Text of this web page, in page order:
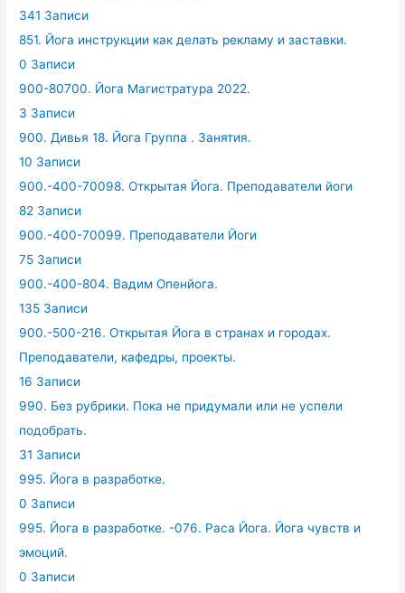
341 Записи
851. Йога инструкции как делать рекламу и заставки.
0 Записи
900-80700. Йога Магистратура 2022.
3 Записи
900. Дивья 18. Йога Группа . Занятия.
10 Записи
900.-400-70098. Открытая Йога. Преподаватели йоги
82 Записи
900.-400-70099. Преподаватели Йоги
75 Записи
900.-400-804. Вадим Опенйога.
135 Записи
900.-500-216. Открытая Йога в странах и городах.
Преподаватели, кафедры, проекты.
16 Записи
990. Без рубрики. Пока не придумали или не успели
подобрать.
31 Записи
995. Йога в разработке.
0 Записи
995. Йога в разработке. -076. Раса Йога. Йога чувств и
эмоций.
0 Записи